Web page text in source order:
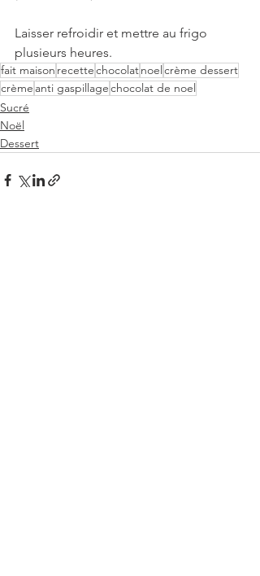
Laisser refroidir et mettre au frigo
plusieurs heures.
fait maison recettechocolatnoelcrème dessert
crème anti gaspillagechocolat de noel
Sucré
Noël
Dessert